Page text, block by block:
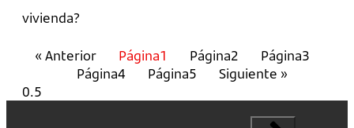
vivienda?
« Anterior Página1 Página2 Página3
Página4 Página5 Siguiente »